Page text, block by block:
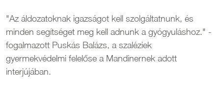
"Az áldozatoknak igazságot kell szolgáltatnunk, és
minden segítséget meg kell adnunk a gyógyuláshoz." -
fogalmazott Puskás Balázs, a szaléziek
gyermekvédelmi felelőse a Mandinernek adott
interjújában.